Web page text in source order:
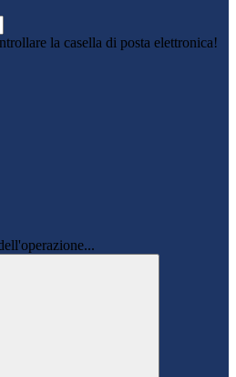
la casella di posta elettronica!